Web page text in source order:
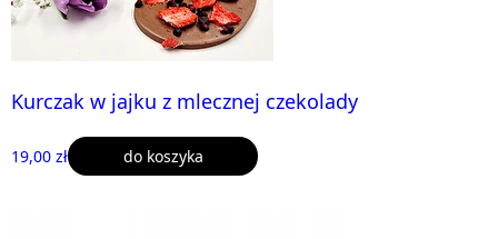
Kurczak w jajku z mlecznej czekolady
19,00 zł do koszyka